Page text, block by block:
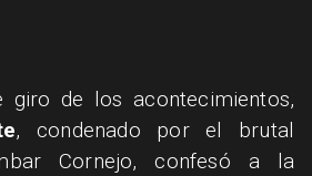
giro de los acontecimientos,
, condenado por el brutal
Cornejo, confesó a la